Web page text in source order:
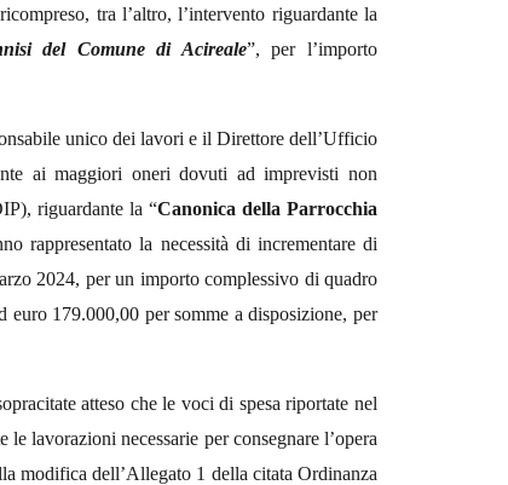
tra l’altro, l’intervento riguardante la
del Comune di Acireale”, per l’importo
unico dei lavori e il Direttore dell’Ufficio
ai maggiori oneri dovuti ad imprevisti non
riguardante la “Canonica della Parrocchia
rappresentato la necessità di incrementare di
2024, per un importo complessivo di quadro
179.000,00 per somme a disposizione, per
atteso che le voci di spesa riportate nel
lavorazioni necessarie per consegnare l’opera
modifica dell’Allegato 1 della citata Ordinanza